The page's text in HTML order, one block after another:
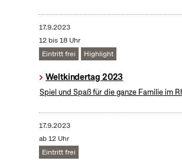
17.9.2023
12 bis 18 Uhr
Eintritt frei
Highlight
Weltkindertag 2023
Spiel und Spaß für die ganze Familie im
17.9.2023
ab 12 Uhr
Eintritt frei